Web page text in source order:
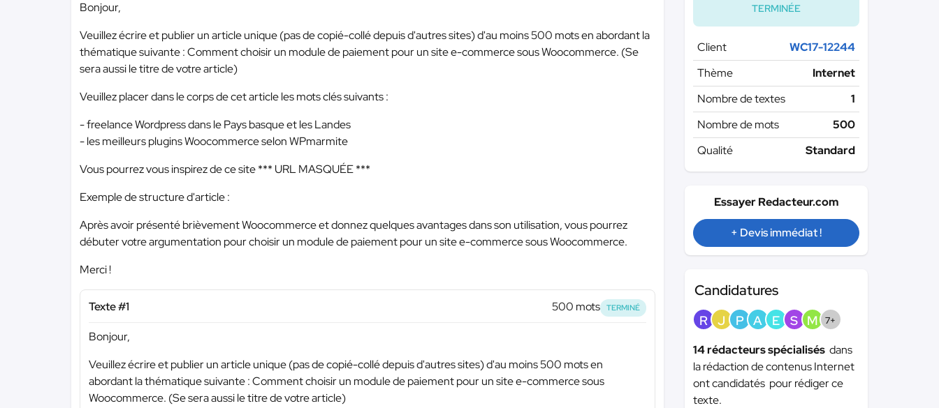
Bonjour,
Veuillez écrire et publier un article unique (pas de copié-collé depuis d'autres sites) d'au moins 500 mots en abordant la
thématique suivante : Comment choisir un module de paiement pour un site e-commerce sous Woocommerce. (Se
sera aussi le titre de votre article)
Veuillez placer dans le corps de cet article les mots clés suivants :
- freelance Wordpress dans le Pays basque et les Landes
- les meilleurs plugins Woocommerce selon WPmarmite
Vous pourrez vous inspirez de ce site*** URL MASQUÉE ***
Exemple de structure d'article :
Après avoir présenté brièvement Woocommerce et donnez quelques avantages dans son utilisation, vous pourrez
débuter votre argumentation pour choisir un module de paiement pour un site e-commerce sous Woocommerce.
Merci !
Texte #1 500 mots TERMINÉ
Bonjour,
Veuillez écrire et publier un article unique (pas de copié-collé depuis d'autres sites) d'au moins 500 mots en
abordant la thématique suivante : Comment choisir un module de paiement pour un site e-commerce sous
Woocommerce. (Se sera aussi le titre de votre article)
TERMINÉE
Client
WC17-12244
Thème
Internet
Nombre de textes
1
Nombre de mots
500
Qualité
Standard
Essayer Redacteur.com
+ Devis immédiat !
Candidatures
R J P A E S M 7+
14 rédacteurs spécialisés dans
la rédaction de contenus Internet
ont candidatés pour rédiger ce
texte.